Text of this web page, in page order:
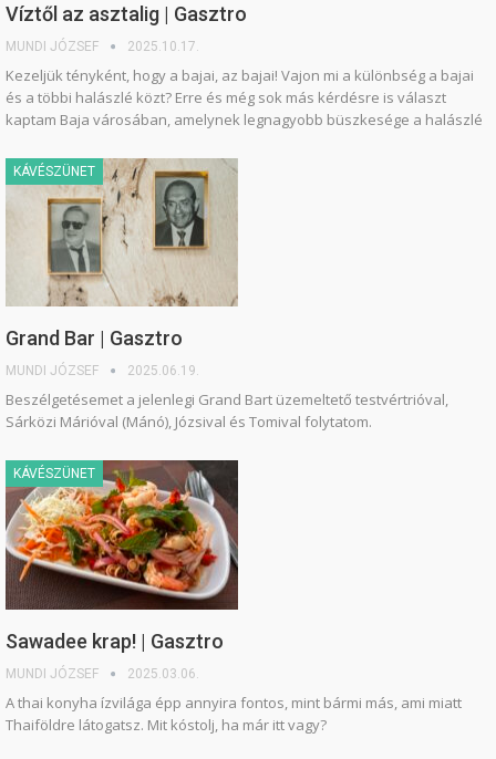
Víztől az asztalig | Gasztro
MUNDI JÓZSEF 2025.10.17.
Kezeljük tényként, hogy a bajai, az bajai! Vajon mi a különbség a bajai
és a többi halászlé közt? Erre és még sok más kérdésre is választ
kaptam Baja városában, amelynek legnagyobb büszkesége a halászlé
KÁVÉSZÜNET
Grand Bar | Gasztro
MUNDI JÓZSEF 2025.06.19.
Beszélgetésemet a jelenlegi Grand Bart üzemeltető testvértrióval,
Sárközi Márióval (Mánó), Józsival és Tomival folytatom.
KÁVÉSZÜNET
Sawadee krap! | Gasztro
MUNDI JÓZSEF 2025.03.06.
A thai konyha ízvilága épp annyira fontos, mint bármi más, ami miatt
Thaiföldre látogatsz. Mit kóstolj, ha már itt vagy?